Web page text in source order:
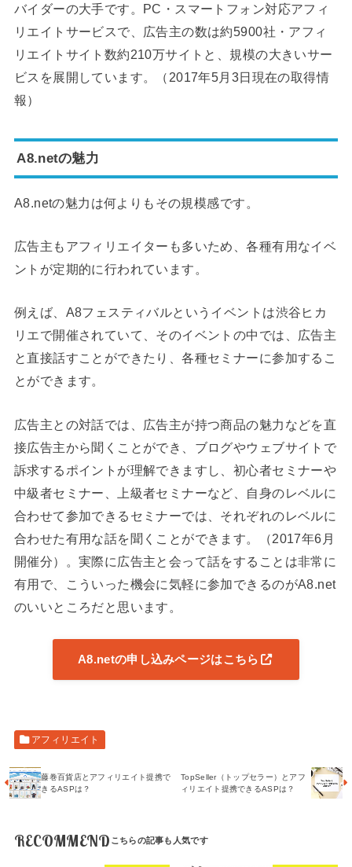
バイダーの大手です。PC・スマートフォン対応アフィ
リエイトサービスで、広告主の数は約5900社・アフィ
リエイトサイト数約210万サイトと、規模の大きいサー
ビスを展開しています。（2017年5月3日現在の取得情
報）
A8.netの魅力
A8.netの魅力は何よりもその規模感です。
広告主もアフィリエイターも多いため、各種有用なイベ
ントが定期的に行われています。
例えば、A8フェスティバルというイベントは渋谷ヒカ
リエで開催されていて、そのイベントの中では、広告主
と直接話すことができたり、各種セミナーに参加するこ
とができます。
広告主との対話では、広告主が持つ商品の魅力などを直
接広告主から聞くことができ、ブログやウェブサイトで
訴求するポイントが理解できますし、初心者セミナーや
中級者セミナー、上級者セミナーなど、自身のレベルに
合わせて参加できるセミナーでは、それぞれのレベルに
合わせた有用な話を聞くことができます。（2017年6月
開催分）。実際に広告主と会って話をすることは非常に
有用で、こういった機会に気軽に参加できるのがA8.net
のいいところだと思います。
A8.netの申し込みページはこちら
アフィリエイト
藤巻百貨店とアフィリエイト提携で
きるASPは？
TopSeller（トップセラー）とアフ
ィリエイト提携できるASPは？
RECOMMEND